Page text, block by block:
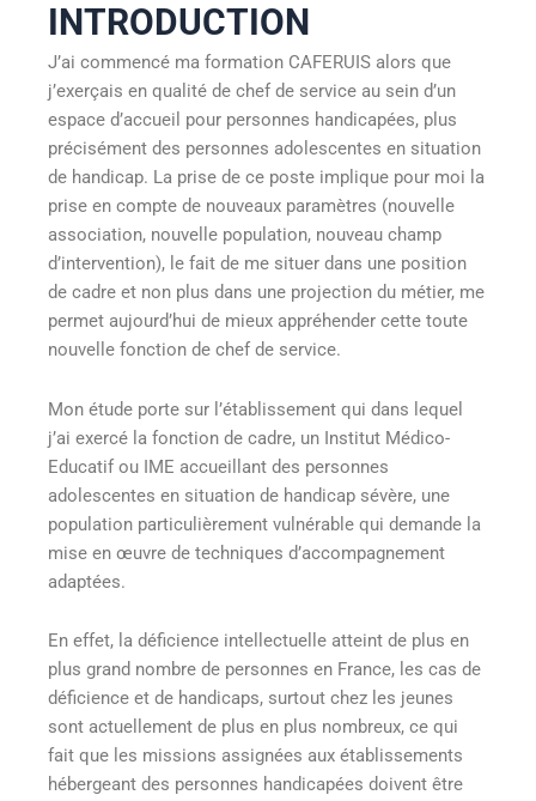
INTRODUCTION
J’ai commencé ma formation CAFERUIS alors que
j’exerçais en qualité de chef de service au sein d’un
espace d’accueil pour personnes handicapées, plus
précisément des personnes adolescentes en situation
de handicap. La prise de ce poste implique pour moi la
prise en compte de nouveaux paramètres (nouvelle
association, nouvelle population, nouveau champ
d’intervention), le fait de me situer dans une position
de cadre et non plus dans une projection du métier, me
permet aujourd’hui de mieux appréhender cette toute
nouvelle fonction de chef de service.
Mon étude porte sur l’établissement qui dans lequel
j’ai exercé la fonction de cadre, un Institut Médico-
Educatif ou IME accueillant des personnes
adolescentes en situation de handicap sévère, une
population particulièrement vulnérable qui demande la
mise en œuvre de techniques d’accompagnement
adaptées.
En effet, la déficience intellectuelle atteint de plus en
plus grand nombre de personnes en France, les cas de
déficience et de handicaps, surtout chez les jeunes
sont actuellement de plus en plus nombreux, ce qui
fait que les missions assignées aux établissements
hébergeant des personnes handicapées doivent être